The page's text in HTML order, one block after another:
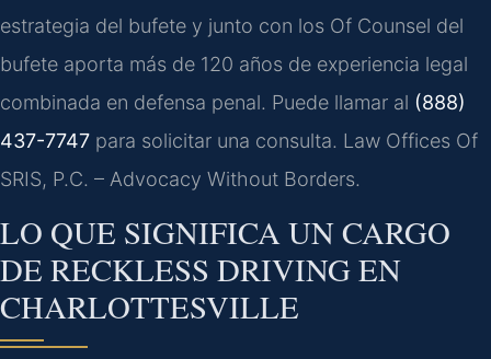
estrategia del bufete y junto con los Of Counsel del
bufete aporta más de 120 años de experiencia legal
combinada en defensa penal. Puede llamar al (888)
437-7747 para solicitar una consulta. Law Offices Of
SRIS, P.C. – Advocacy Without Borders.
LO QUE SIGNIFICA UN CARGO
DE RECKLESS DRIVINGEN
CHARLOTTESVILLE